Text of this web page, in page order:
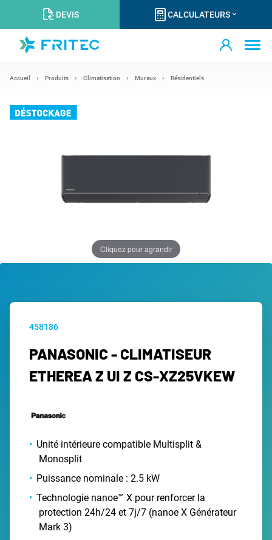
DEVIS CALCULATEURS
Accueil Produits Climatisation Muraux Résidentiels
Cliquez pour agrandir
458186
PANASONIC - CLIMATISEUR
ETHEREA Z UI Z CS-XZ25VKEW
Unité intérieure compatible Multisplit &
Monosplit
Puissance nominale : 2.5 kW
Technologie nanoe™ X pour renforcer la
protection 24h/24 et 7j/7 (nanoe X Générateur
Mark 3)